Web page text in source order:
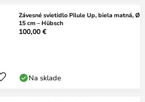
Závesné svietidlo Pilule Up, biela matná, Ø
15 cm – Hübsch
100,00 €
Na sklade